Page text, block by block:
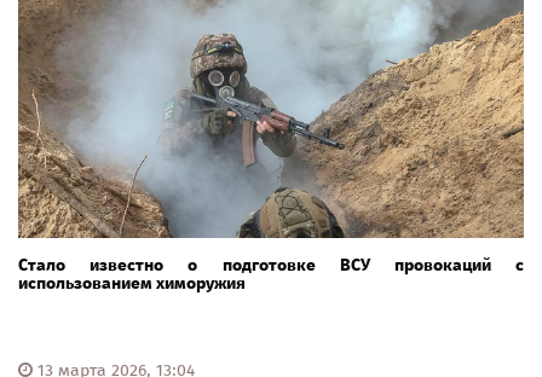
Стало известно о подготовке ВСУ провокаций с
использованием химоружия
13 марта 2026, 13:04